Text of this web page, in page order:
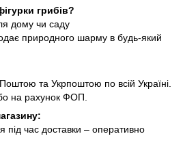
грибів?
дому чи саду
природного шарму в будь-який
та Укрпоштою по всій Україні.
на рахунок ФОП.
під час доставки – оперативно